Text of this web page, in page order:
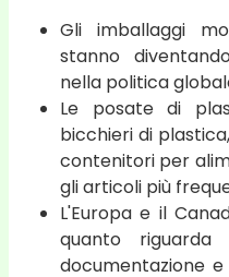
Gli imballaggi
stanno
nella politica
Le posate di
bicchieri di
contenitori per
gli articoli più
L'Europa e il
quanto
documentazione